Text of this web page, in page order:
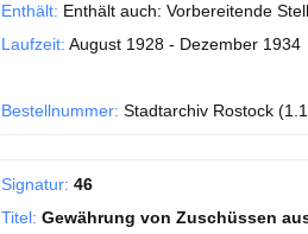
Enthält: Enthält auch: Vorbereitende
Laufzeit: August 1928 - Dezember 1934
Bestellnummer: Stadtarchiv Rostock
Signatur: 46
Titel: Gewährung von Zuschüssen